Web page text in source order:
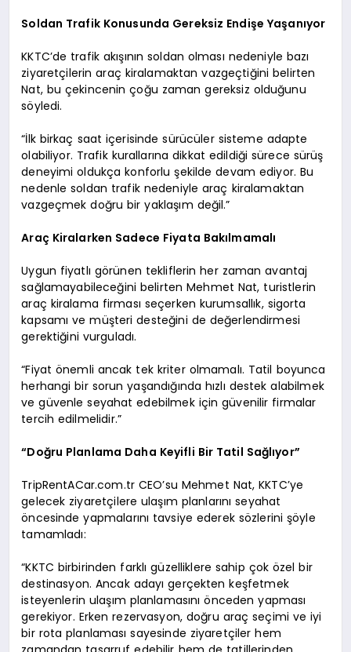
Soldan Trafik Konusunda Gereksiz Endişe Yaşanıyor
KKTC’de trafik akışının soldan olması nedeniyle bazı
ziyaretçilerin araç kiralamaktan vazgeçtiğini belirten
Nat, bu çekincenin çoğu zaman gereksiz olduğunu
söyledi.
“İlk birkaç saat içerisinde sürücüler sisteme adapte
olabiliyor. Trafik kurallarına dikkat edildiği sürece sürüş
deneyimi oldukça konforlu şekilde devam ediyor. Bu
nedenle soldan trafik nedeniyle araç kiralamaktan
vazgeçmek doğru bir yaklaşım değil.”
Araç Kiralarken Sadece Fiyata Bakılmamalı
Uygun fiyatlı görünen tekliflerin her zaman avantaj
sağlamayabileceğini belirten Mehmet Nat, turistlerin
araç kiralama firması seçerken kurumsallık, sigorta
kapsamı ve müşteri desteğini de değerlendirmesi
gerektiğini vurguladı.
“Fiyat önemli ancak tek kriter olmamalı. Tatil boyunca
herhangi bir sorun yaşandığında hızlı destek alabilmek
ve güvenle seyahat edebilmek için güvenilir firmalar
tercih edilmelidir.”
“Doğru Planlama Daha Keyifli Bir Tatil Sağlıyor”
TripRentACar.com.tr CEO’su Mehmet Nat, KKTC’ye
gelecek ziyaretçilere ulaşım planlarını seyahat
öncesinde yapmalarını tavsiye ederek sözlerini şöyle
tamamladı:
“KKTC birbirinden farklı güzelliklere sahip çok özel bir
destinasyon. Ancak adayı gerçekten keşfetmek
isteyenlerin ulaşım planlamasını önceden yapması
gerekiyor. Erken rezervasyon, doğru araç seçimi ve iyi
bir rota planlaması sayesinde ziyaretçiler hem